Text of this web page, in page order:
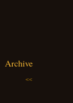
Archive
<<